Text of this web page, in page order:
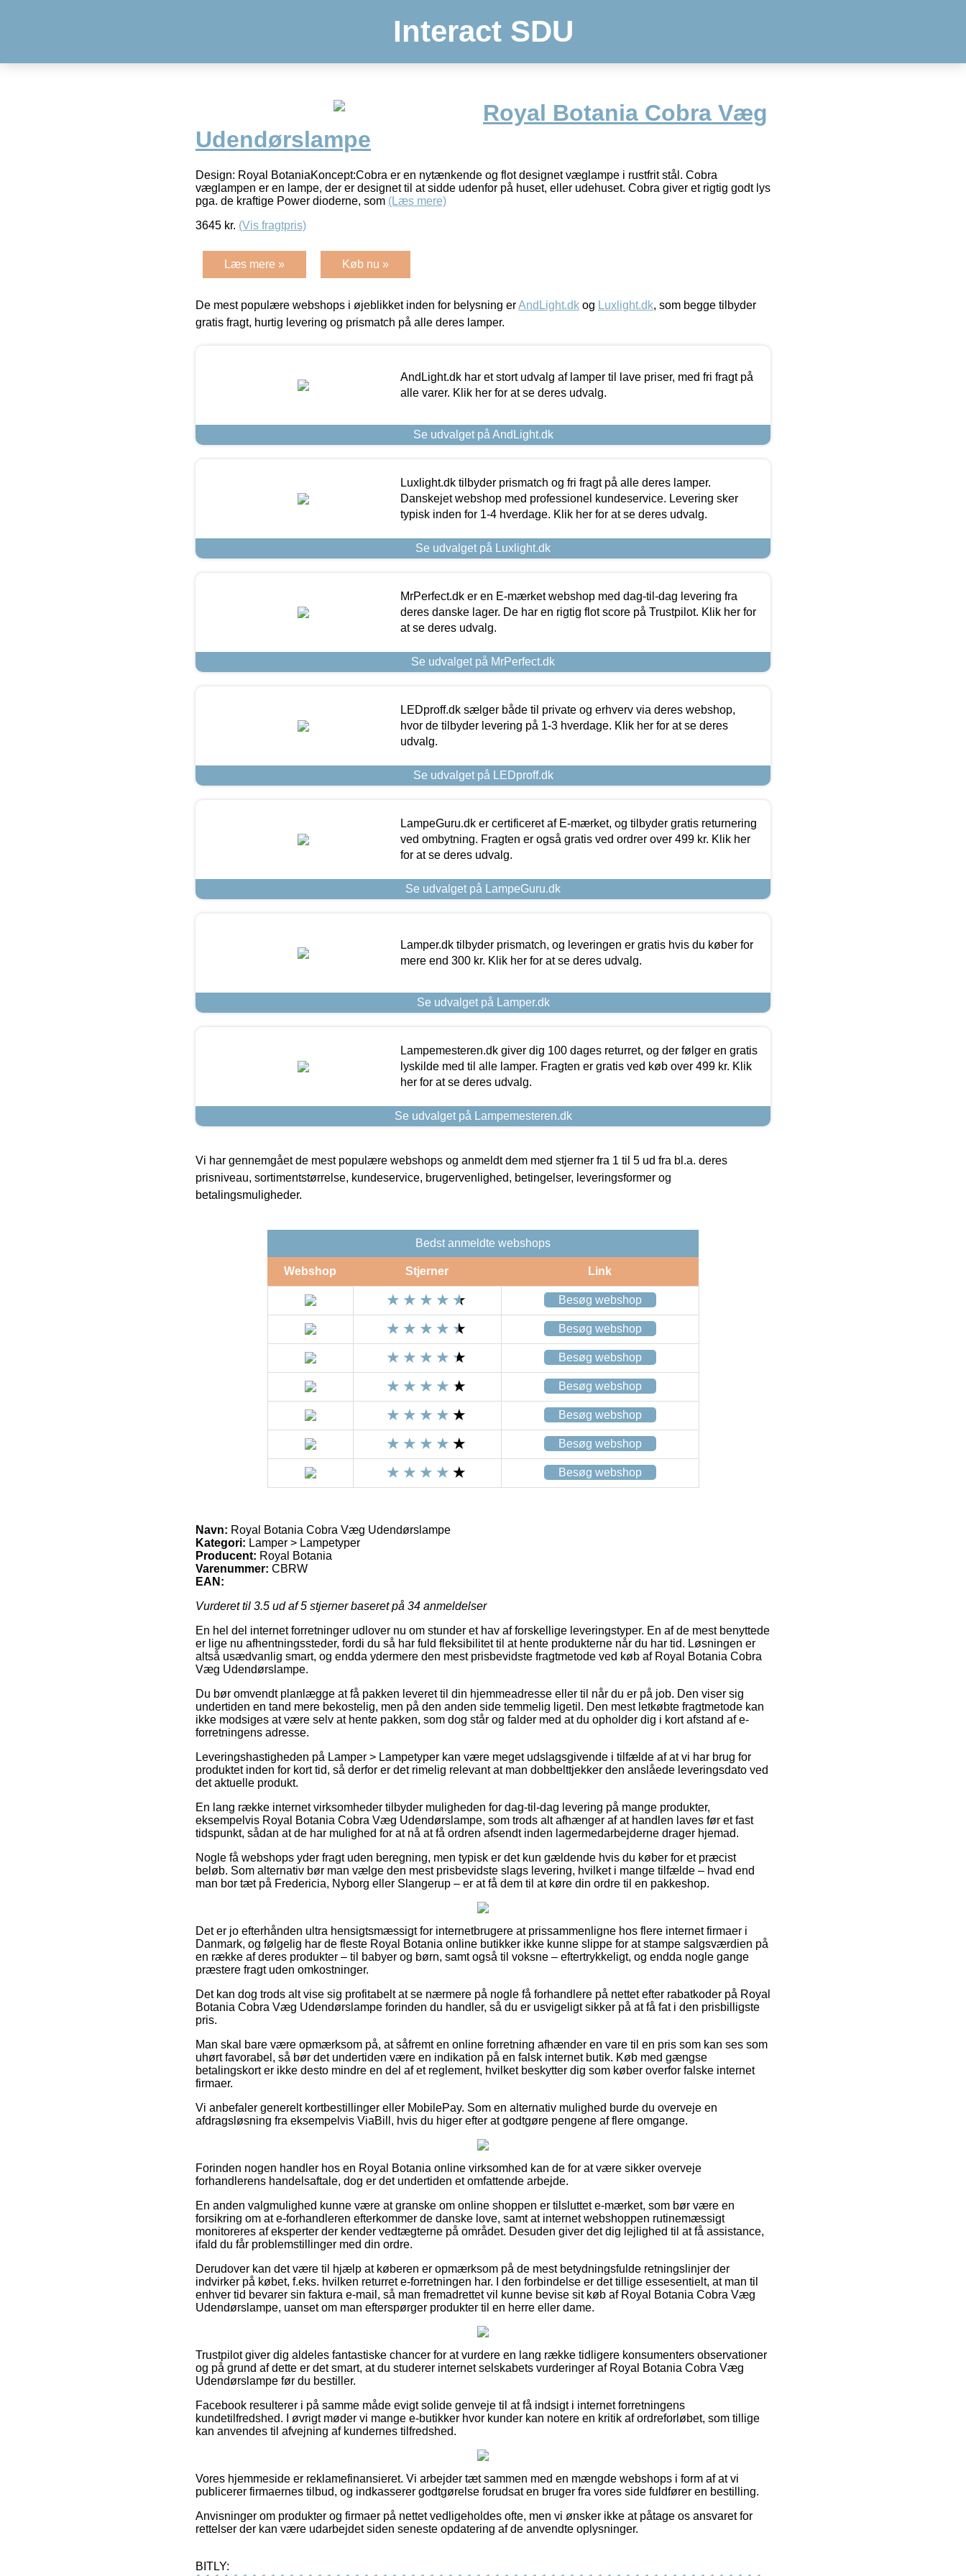
Interact SDU
Royal Botania Cobra Væg
Udendørslampe
Design: Royal BotaniaKoncept:Cobra er en nytænkende og flot designet væglampe i rustfrit stål. Cobra
væglampen er en lampe, der er designet til at sidde udenfor på huset, eller udehuset. Cobra giver et rigtig godt lys
pga. de kraftige Power dioderne, som (Læs mere)
3645 kr. (Vis fragtpris)
Læs mere » Køb nu »
De mest populære webshops i øjeblikket inden for belysning erAndLight.dk og Luxlight.dk, som begge tilbyder
gratis fragt, hurtig levering og prismatch på alle deres lamper.
AndLight.dk har et stort udvalg af lamper til lave priser, med fri fragt på
alle varer. Klik her for at se deres udvalg.
Se udvalget på AndLight.dk
Luxlight.dk tilbyder prismatch og fri fragt på alle deres lamper.
Danskejet webshop med professionel kundeservice. Levering sker
typisk inden for 1-4 hverdage. Klik her for at se deres udvalg.
Se udvalget på Luxlight.dk
MrPerfect.dk er en E-mærket webshop med dag-til-dag levering fra
deres danske lager. De har en rigtig flot score på Trustpilot. Klik her for
at se deres udvalg.
Se udvalget på MrPerfect.dk
LEDproff.dk sælger både til private og erhverv via deres webshop,
hvor de tilbyder levering på 1-3 hverdage. Klik her for at se deres
udvalg.
Se udvalget på LEDproff.dk
LampeGuru.dk er certificeret af E-mærket, og tilbyder gratis returnering
ved ombytning. Fragten er også gratis ved ordrer over 499 kr. Klik her
for at se deres udvalg.
Se udvalget på LampeGuru.dk
Lamper.dk tilbyder prismatch, og leveringen er gratis hvis du køber for
mere end 300 kr. Klik her for at se deres udvalg.
Se udvalget på Lamper.dk
Lampemesteren.dk giver dig 100 dages returret, og der følger en gratis
lyskilde med til alle lamper. Fragten er gratis ved køb over 499 kr. Klik
her for at se deres udvalg.
Se udvalget på Lampemesteren.dk
Vi har gennemgået de mest populære webshops og anmeldt dem med stjerner fra 1 til 5 ud fra bl.a. deres
prisniveau, sortimentstørrelse, kundeservice, brugervenlighed, betingelser, leveringsformer og
betalingsmuligheder.
Bedst anmeldte webshops
Webshop Stjerner Link
Besøg webshop
Besøg webshop
Besøg webshop
Besøg webshop
Besøg webshop
Besøg webshop
Besøg webshop
Navn: Royal Botania Cobra Væg Udendørslampe
Kategori: Lamper > Lampetyper
Producent: Royal Botania
Varenummer: CBRW
EAN:
Vurderet til 3.5 ud af 5 stjerner baseret på 34 anmeldelser
En hel del internet forretninger udlover nu om stunder et hav af forskellige leveringstyper. En af de mest benyttede
er lige nu afhentningssteder, fordi du så har fuld fleksibilitet til at hente produkterne når du har tid. Løsningen er
altså usædvanlig smart, og endda ydermere den mest prisbevidste fragtmetode ved køb af Royal Botania Cobra
Væg Udendørslampe.
Du bør omvendt planlægge at få pakken leveret til din hjemmeadresse eller til når du er på job. Den viser sig
undertiden en tand mere bekostelig, men på den anden side temmelig ligetil. Den mest letkøbte fragtmetode kan
ikke modsiges at være selv at hente pakken, som dog står og falder med at du opholder dig i kort afstand af e-
forretningens adresse.
Leveringshastigheden på Lamper > Lampetyper kan være meget udslagsgivende i tilfælde af at vi har brug for
produktet inden for kort tid, så derfor er det rimelig relevant at man dobbelttjekker den anslåede leveringsdato ved
det aktuelle produkt.
En lang række internet virksomheder tilbyder muligheden for dag-til-dag levering på mange produkter,
eksempelvis Royal Botania Cobra Væg Udendørslampe, som trods alt afhænger af at handlen laves før et fast
tidspunkt, sådan at de har mulighed for at nå at få ordren afsendt inden lagermedarbejderne drager hjemad.
Nogle få webshops yder fragt uden beregning, men typisk er det kun gældende hvis du køber for et præcist
beløb. Som alternativ bør man vælge den mest prisbevidste slags levering, hvilket i mange tilfælde – hvad end
man bor tæt på Fredericia, Nyborg eller Slangerup – er at få dem til at køre din ordre til en pakkeshop.
Det er jo efterhånden ultra hensigtsmæssigt for internetbrugere at prissammenligne hos flere internet firmaer i
Danmark, og følgelig har de fleste Royal Botania online butikker ikke kunne slippe for at stampe salgsværdien på
en række af deres produkter – til babyer og børn, samt også til voksne – eftertrykkeligt, og endda nogle gange
præstere fragt uden omkostninger.
Det kan dog trods alt vise sig profitabelt at se nærmere på nogle få forhandlere på nettet efter rabatkoder på Royal
Botania Cobra Væg Udendørslampe forinden du handler, så du er usvigeligt sikker på at få fat i den prisbilligste
pris.
Man skal bare være opmærksom på, at såfremt en online forretning afhænder en vare til en pris som kan ses som
uhørt favorabel, så bør det undertiden være en indikation på en falsk internet butik. Køb med gængse
betalingskort er ikke desto mindre en del af et reglement, hvilket beskytter dig som køber overfor falske internet
firmaer.
Vi anbefaler generelt kortbestillinger eller MobilePay. Som en alternativ mulighed burde du overveje en
afdragsløsning fra eksempelvis ViaBill, hvis du higer efter at godtgøre pengene af flere omgange.
Forinden nogen handler hos en Royal Botania online virksomhed kan de for at være sikker overveje
forhandlerens handelsaftale, dog er det undertiden et omfattende arbejde.
En anden valgmulighed kunne være at granske om online shoppen er tilsluttet e-mærket, som bør være en
forsikring om at e-forhandleren efterkommer de danske love, samt at internet webshoppen rutinemæssigt
monitoreres af eksperter der kender vedtægterne på området. Desuden giver det dig lejlighed til at få assistance,
ifald du får problemstillinger med din ordre.
Derudover kan det være til hjælp at køberen er opmærksom på de mest betydningsfulde retningslinjer der
indvirker på købet, f.eks. hvilken returret e-forretningen har. I den forbindelse er det tillige essesentielt, at man til
enhver tid bevarer sin faktura e-mail, så man fremadrettet vil kunne bevise sit køb af Royal Botania Cobra Væg
Udendørslampe, uanset om man efterspørger produkter til en herre eller dame.
Trustpilot giver dig aldeles fantastiske chancer for at vurdere en lang række tidligere konsumenters observationer
og på grund af dette er det smart, at du studerer internet selskabets vurderinger af Royal Botania Cobra Væg
Udendørslampe før du bestiller.
Facebook resulterer i på samme måde evigt solide genveje til at få indsigt i internet forretningens
kundetilfredshed. I øvrigt møder vi mange e-butikker hvor kunder kan notere en kritik af ordreforløbet, som tillige
kan anvendes til afvejning af kundernes tilfredshed.
Vores hjemmeside er reklamefinansieret. Vi arbejder tæt sammen med en mængde webshops i form af at vi
publicerer firmaernes tilbud, og indkasserer godtgørelse forudsat en bruger fra vores side fuldfører en bestilling.
Anvisninger om produkter og firmaer på nettet vedligeholdes ofte, men vi ønsker ikke at påtage os ansvaret for
rettelser der kan være udarbejdet siden seneste opdatering af de anvendte oplysninger.
BITLY: